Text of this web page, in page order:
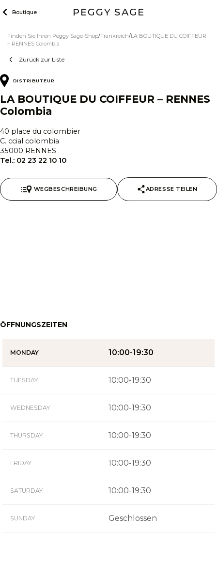
Inhalt
Boutique
Zurück zur Liste
Finden Sie Ihren Peggy Sage-Shop Frankreich LA BOUTIQUE DU COIFFEUR
– RENNES Colombia
DISTRIBUTEUR
LA BOUTIQUE DU COIFFEUR – RENNES
Colombia
40 place du colombier
C. ccial colombia
35000 RENNES
Tel.: 02 23 22 10 10
WEGBESCHREIBUNG ADRESSE TEILEN
ÖFFNUNGSZEITEN
MONDAY 10:00-19:30
TUESDAY 10:00-19:30
WEDNESDAY 10:00-19:30
THURSDAY 10:00-19:30
FRIDAY 10:00-19:30
SATURDAY 10:00-19:30
SUNDAY Geschlossen